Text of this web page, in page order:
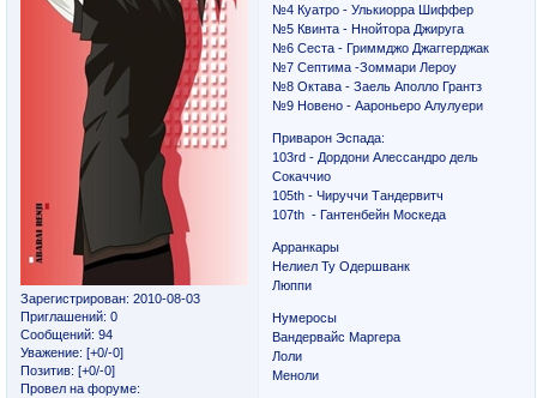
Зарегистрирован: 2010-08-03
Приглашений: 0
Сообщений: 94
Уважение: [+0/-0]
Позитив: [+0/-0]
Провел на форуме:
№4 Куатро - Улькиорра Шиффер
№5 Квинта - Ннойтора Джируга
№6 Сеста - Гриммджо Джаггерджак
№7 Септима -Зоммари Лероу
№8 Октава - Заель Аполло Грантз
№9 Новено - Аароньеро Алулуери
Приварон Эспада:
103rd - Дордони Алессандро дель
Сокаччио
105th - Чируччи Тандервитч
107th - Гантенбейн Москеда
Арранкары
Нелиел Ту Одершванк
Люппи
Нумеросы
Вандервайс Маргера
Лоли
Меноли